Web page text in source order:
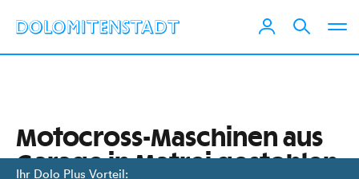
Ihr Dolo Plus Vorteil:
Motocross-Maschinen aus
Garage in Matrei gestohlen